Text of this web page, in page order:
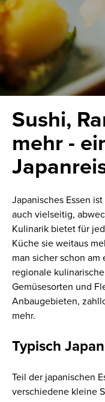
Sushi,
mehr -
Japanisches Essen
auch vielseitig,
Kulinarik bietet für
Küche sie weitaus
man sicher schon am
regionale
Gemüsesorten und
Anbaugebieten,
mehr.
Typisch
Teil der japanischen
verschiedene kleine